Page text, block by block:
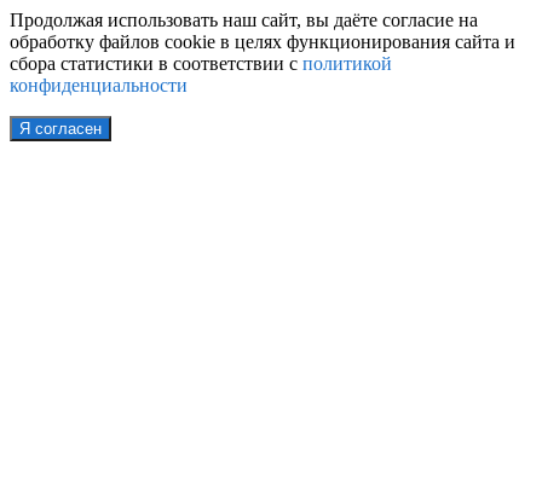
Продолжая использовать наш сайт, вы даёте согласие на
обработку файлов cookie в целях функционирования сайта и
сбора статистики в соответствии с политикой
конфиденциальности
Я согласен